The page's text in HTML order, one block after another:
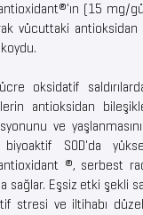
(15 mg/
vücuttaki
oksidatif
antioksidan
ve
biyoaktif SOD'da
®, serbest
sağlar. Eşsiz etki şekli
stresi ve iltihabı